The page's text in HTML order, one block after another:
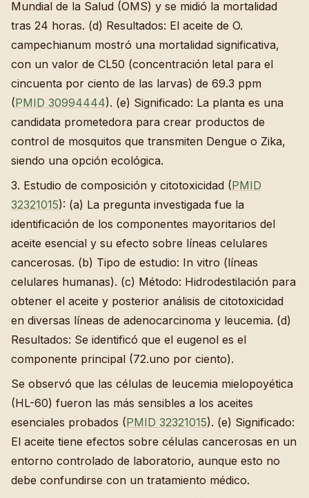
Mundial de la Salud (OMS) y se midió la mortalidad
tras 24 horas. (d) Resultados: El aceite de O.
campechianum mostró una mortalidad significativa,
con un valor de CL50 (concentración letal para el
cincuenta por ciento de las larvas) de 69.3 ppm
(PMID 30994444). (e) Significado: La planta es una
candidata prometedora para crear productos de
control de mosquitos que transmiten Dengue o Zika,
siendo una opción ecológica.
3. Estudio de composición y citotoxicidad (PMID
32321015): (a) La pregunta investigada fue la
identificación de los componentes mayoritarios del
aceite esencial y su efecto sobre líneas celulares
cancerosas. (b) Tipo de estudio: In vitro (líneas
celulares humanas). (c) Método: Hidrodestilación para
obtener el aceite y posterior análisis de citotoxicidad
en diversas líneas de adenocarcinoma y leucemia. (d)
Resultados: Se identificó que el eugenol es el
componente principal (72.uno por ciento).
Se observó que las células de leucemia mielopoyética
(HL-60) fueron las más sensibles a los aceites
esenciales probados (PMID 32321015). (e) Significado:
El aceite tiene efectos sobre células cancerosas en un
entorno controlado de laboratorio, aunque esto no
debe confundirse con un tratamiento médico.